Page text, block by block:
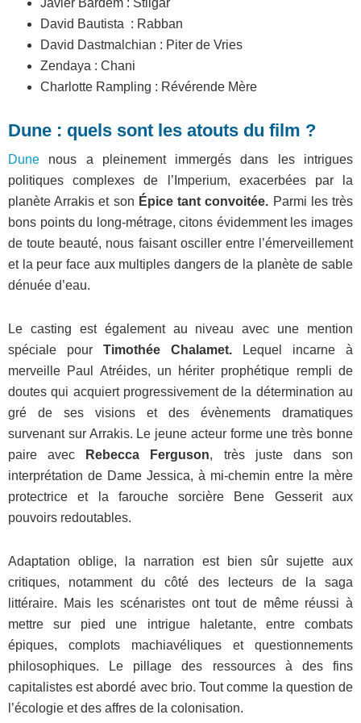
David Bautista : Rabban
David Dastmalchian : Piter de Vries
Zendaya : Chani
Charlotte Rampling : Révérende Mère
Dune : quels sont les atouts du film ?
Dune nous a pleinement immergés dans les intrigues
politiques complexes de l’Imperium, exacerbées par la
planète Arrakis et son Épice tant convoitée. Parmi les très
bons points du long-métrage, citons évidemment les images
de toute beauté, nous faisant osciller entre l’émerveillement
et la peur face aux multiples dangers de la planète de sable
dénuée d’eau.
Le casting est également au niveau avec une mention
spéciale pour Timothée Chalamet. Lequel incarne à
merveille Paul Atréides, un hériter prophétique rempli de
doutes qui acquiert progressivement de la détermination au
gré de ses visions et des évènements dramatiques
survenant sur Arrakis. Le jeune acteur forme une très bonne
paire avec
Rebecca Ferguson, très juste dans son
interprétation de Dame Jessica, à mi-chemin entre la mère
protectrice et la farouche sorcière Bene Gesserit aux
pouvoirs redoutables.
Adaptation oblige, la narration est bien sûr sujette aux
critiques, notamment du côté des lecteurs de la saga
littéraire. Mais les scénaristes ont tout de même réussi à
mettre sur pied une intrigue haletante, entre combats
épiques, complots machiavéliques et questionnements
philosophiques. Le pillage des ressources à des fins
capitalistes est abordé avec brio. Tout comme la question de
l’écologie et des affres de la colonisation.